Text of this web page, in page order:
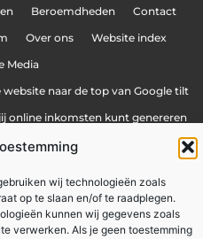
wij technologieën zoals
op te slaan en/of te raadplegen.
kunnen wij gegevens zoals
verwerken. Als je geen toestemming
Beroemdheden Contact
Over ons Website index
Media
naar de top van Google tilt
online inkomsten kunt genereren
uit je eigen regio
All Rights Reserved © 2025
zakennu.be